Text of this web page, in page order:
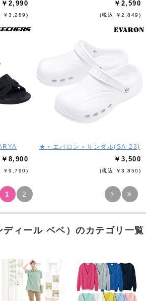
￥2,990
￥3,289)
￥2,590
(税込 ￥2,849)
￥8,900
￥9,790)
★＜エバロン＞サンダル(SA-23)
￥3,500
(税込 ￥3,850)
1 2
ディール ベベ）のカテゴリ一覧